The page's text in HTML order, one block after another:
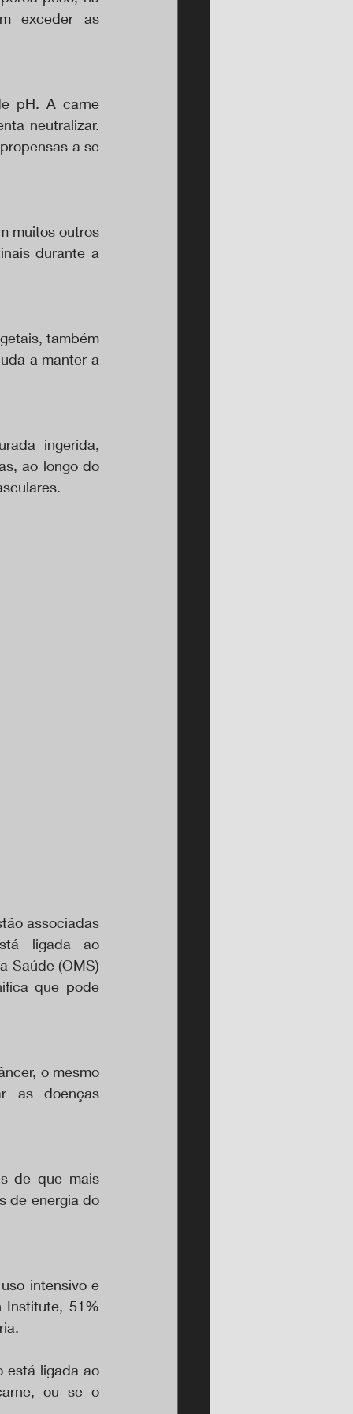
exceder as
pH. A carne
neutralizar.
a se
muitos outros
durante a
também
a manter a
ingerida,
ao longo do
associadas
ligada ao
Saúde (OMS)
que pode
o mesmo
as doenças
de que mais
de energia do
intensivo e
Institute, 51%
está ligada ao
ou se o